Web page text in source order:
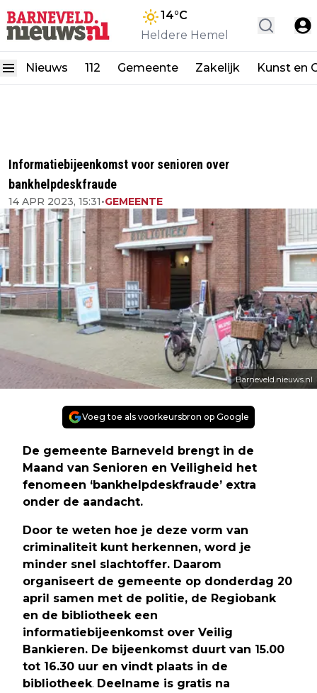
14°C
Heldere Hemel
Nieuws 112 Gemeente Zakelijk Kunst en
Informatiebijeenkomst voor senioren over
bankhelpdeskfraude
14 APR 2023, 15:31•GEMEENTE
Barneveld.nieuws.nl
Voeg toe als voorkeursbron op Google
De gemeente Barneveld brengt in de
Maand van Senioren en Veiligheid het
fenomeen ‘bankhelpdeskfraude’ extra
onder de aandacht.
Door te weten hoe je deze vorm van
criminaliteit kunt herkennen, word je
minder snel slachtoffer. Daarom
organiseert de gemeente op donderdag 20
april samen met de politie, de Regiobank
en de bibliotheek een
informatiebijeenkomst over Veilig
Bankieren. De bijeenkomst duurt van 15.00
tot 16.30 uur en vindt plaats in de
bibliotheek. Deelname is gratis na